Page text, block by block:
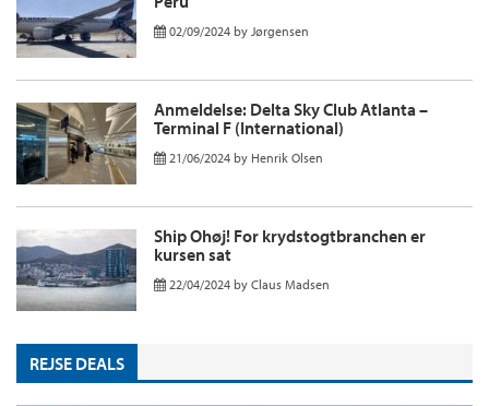
02/09/2024 by Jørgensen
Anmeldelse: Delta Sky Club Atlanta –
Terminal F (International)
21/06/2024 by Henrik Olsen
Ship Ohøj! For krydstogtbranchen er
kursen sat
22/04/2024 by Claus Madsen
REJSE DEALS